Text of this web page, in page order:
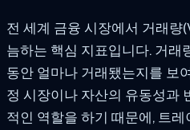
전 세계 금융 시장에서 거래량
늠하는 핵심 지표입니다. 거래
동안 얼마나 거래됐는지를 보
정 시장이나 자산의 유동성과
적인 역할을 하기 때문에, 트